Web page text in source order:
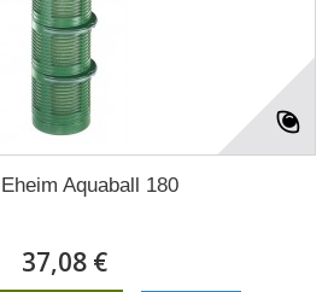
Aquaball 180
37,08 €